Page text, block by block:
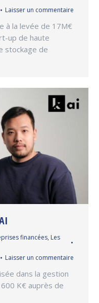
Laisser un commentaire
à la levée de 17M€
up de haute
stockage de
financées, Les
Laisser un commentaire
dans la gestion
K€ auprès de